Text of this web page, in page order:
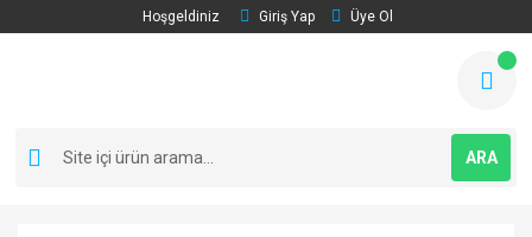
Hoşgeldiniz Giriş Yap Üye Ol
ARA